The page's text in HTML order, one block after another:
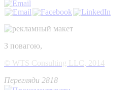
З повагою,
© WTS Consulting LLC, 2014
Перегляди 2818